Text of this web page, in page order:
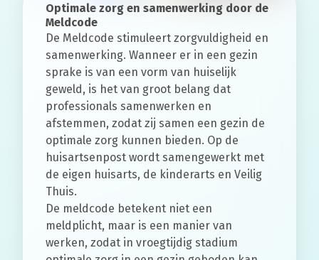
Optimale zorg en samenwerking door de
Meldcode
De Meldcode stimuleert zorgvuldigheid en
samenwerking. Wanneer er in een gezin
sprake is van een vorm van huiselijk
geweld, is het van groot belang dat
professionals samenwerken en
afstemmen, zodat zij samen een gezin de
optimale zorg kunnen bieden. Op de
huisartsenpost wordt samengewerkt met
de eigen huisarts, de kinderarts en Veilig
Thuis.
De meldcode betekent niet een
meldplicht, maar is een manier van
werken, zodat in vroegtijdig stadium